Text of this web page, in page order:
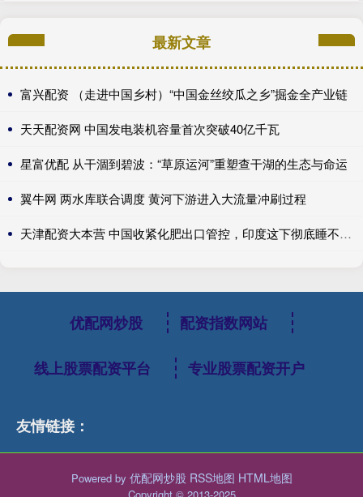
最新文章
富兴配资 （走进中国乡村）“中国金丝绞瓜之乡”掘金全产业链
天天配资网 中国发电装机容量首次突破40亿千瓦
星富优配 从干涸到碧波：“草原运河”重塑查干湖的生态与命运
翼牛网 两水库联合调度 黄河下游进入大流量冲刷过程
天津配资大本营 中国收紧化肥出口管控，印度这下彻底睡不着了
优配网炒股 配资指数网站
线上股票配资平台 专业股票配资开户
友情链接：
Powered by 优配网炒股 RSS地图 HTML地图